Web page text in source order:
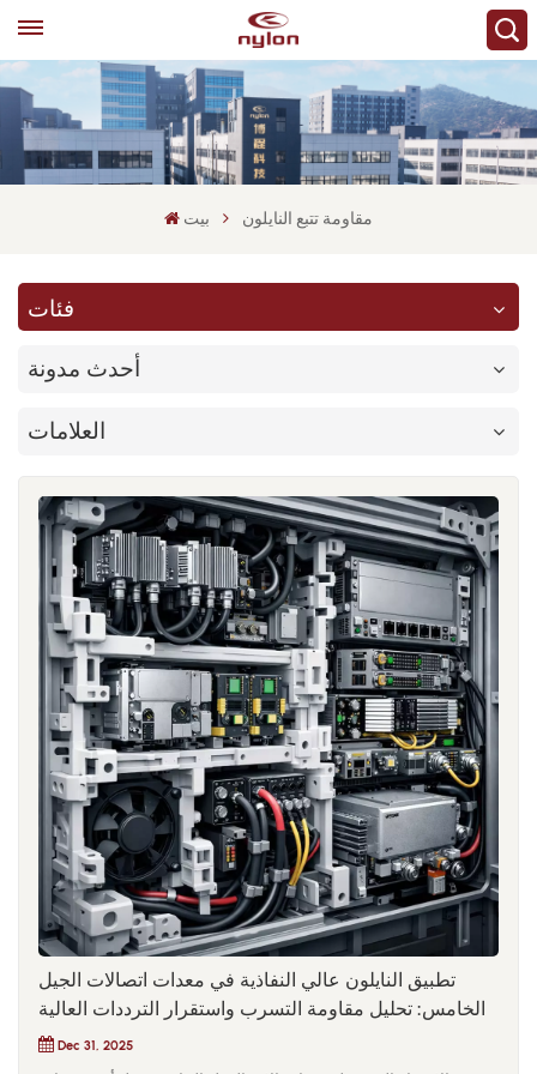
بيت مقاومة تتبع النايلون
فئات
أحدث مدونة
العلامات
تطبيق النايلون عالي النفاذية في معدات اتصالات الجيل
الخامس: تحليل مقاومة التسرب واستقرار الترددات العالية
Dec 31, 2025